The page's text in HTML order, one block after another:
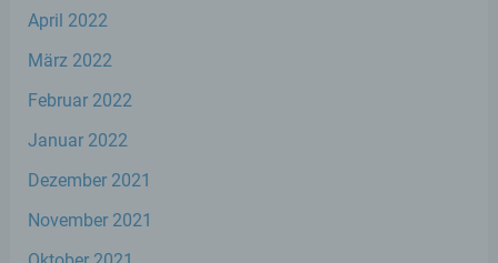
April 2022
März 2022
Februar 2022
Januar 2022
Dezember 2021
November 2021
gemeinsam mit anderen über die Zwecke
und Mittel der Verarbeitung von
personenbezogenen Daten entscheidet.
Verarbeitung durch das Unionsrecht oder
so kann der Verantwortliche
Kriterien seiner Benennung nach dem
Mitgliedstaaten vorgesehen werden.